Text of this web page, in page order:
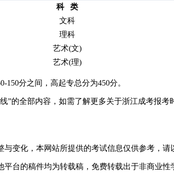
科 类
文科
理科
艺术(文)
艺术(理)
分之间，高起专总分为450分。
的全部内容，如需了解更多关于浙江成考报
与变化，本网站所提供的考试信息仅供参考，请
平台的稿件均为转载稿，免费转载出于非商业